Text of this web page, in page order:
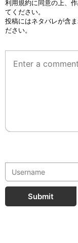
利用規約に同意の上、
てください。
投稿にはネタバレが含
ださい。
Submit